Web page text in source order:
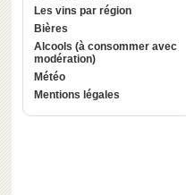
Les vins par région
Bières
Alcools (à consommer avec
modération)
Météo
Mentions légales